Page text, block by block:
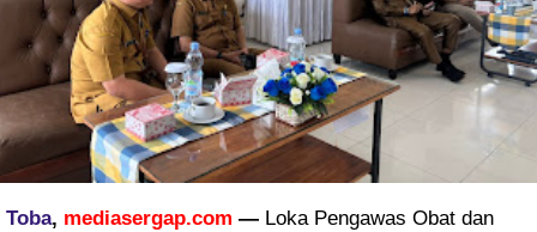
Toba, mediasergap.com — Loka Pengawas Obat dan